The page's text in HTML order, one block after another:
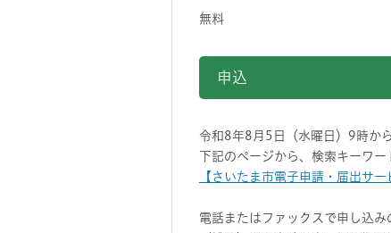
無料
申込
令和8年8月5日（水曜日）9時か
下記のページから、検索キーワ
【さいたま市電子申請・届出サ
電話またはファックスで申し込み